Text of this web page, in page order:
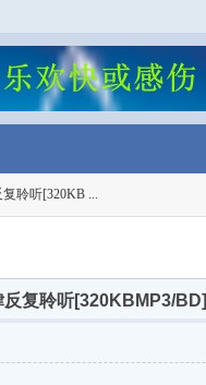
复聆听[320KB ...
反复聆听[320KBMP3/BD]